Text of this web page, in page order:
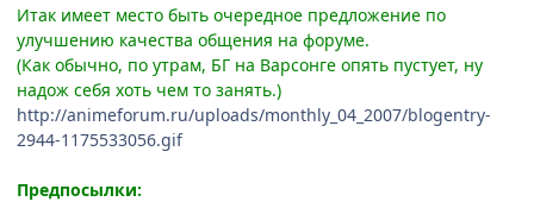
Итак имеет место быть очередное предложение по
улучшению качества общения на форуме.
(Как обычно, по утрам, БГ на Варсонге опять пустует, ну
надож себя хоть чем то занять.)
http://animeforum.ru/uploads/monthly_04_2007/blogentry-
2944-1175533056.gif
Предпосылки: